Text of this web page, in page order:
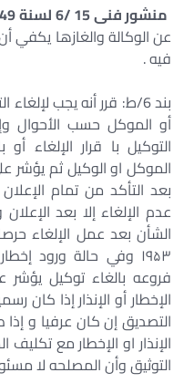
منشور فنی 15 /6 لسنة 1949 ح ط :-
عن الوكالة والغازها يكفي
فيه .
بند 6/ط: قرر أنه يجب
أو الموكل حسب الأحوال
التوكيل با قرار الإلغاء
الموكل او الوكيل ثم يؤشر
بعد التأكد من تمام
عدم الإلغاء إلا بعد
۱۹۵۳ وفي حالة ورود
فروعه بالغاء توكيل
الإخطار أو الإنذار إذا كان
التصديق إن كان عرفيا و
الإنذار او الإخطار مع
التوثيق وأن المصلحه لا